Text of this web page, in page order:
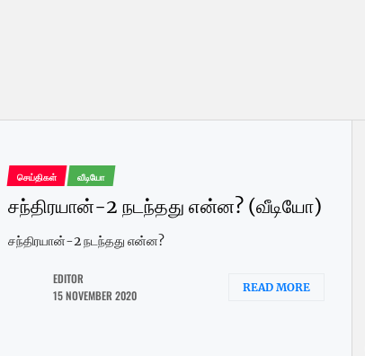
செய்திகள் வீடியோ
சந்திரயான்-2 நடந்தது என்ன? (வீடியோ)
சந்திரயான்-2 நடந்தது என்ன?
EDITOR
15 NOVEMBER 2020
READ MORE